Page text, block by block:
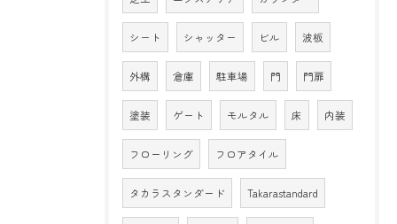
シート シャッター ビル 波板
外構 倉庫 駐車場 門 門扉
塗装 ゲート モルタル 床 内装
フローリング フロアタイル
タカラスタンダード Takarastandard